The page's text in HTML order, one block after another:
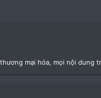
mại hóa, mọi nội